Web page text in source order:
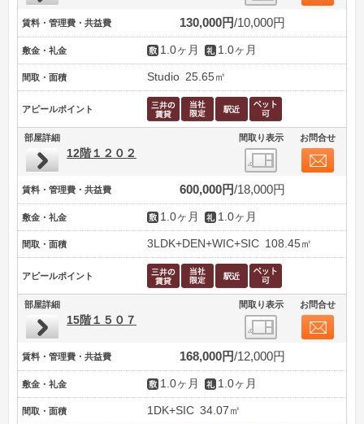
賃料・管理費・共益費 130,000円 10,000円
敷金・礼金 1.0ヶ月 1.0ヶ月
間取・面積 Studio 25.65㎡
アピールポイント
部屋詳細 間取り表示 お問合せ
12階１２０２
賃料・管理費・共益費 600,000円 18,000円
敷金・礼金 1.0ヶ月 1.0ヶ月
間取・面積 3LDK+DEN+WIC+SIC 108.45㎡
アピールポイント
部屋詳細 間取り表示 お問合せ
15階１５０７
賃料・管理費・共益費 168,000円 12,000円
敷金・礼金 1.0ヶ月 1.0ヶ月
間取・面積 1DK+SIC 34.07㎡